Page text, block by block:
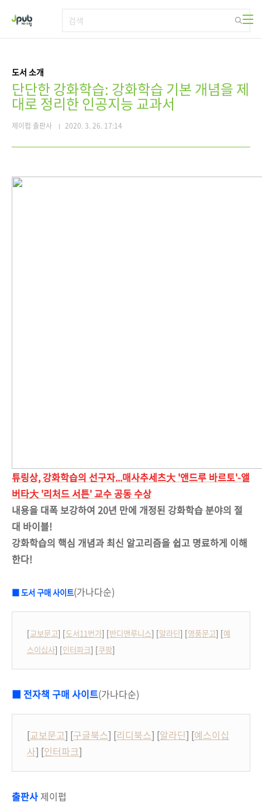
도서 소개
단단한 강화학습: 강화학습 기본 개념을 제
대로 정리한 인공지능 교과서
제이펍 출판사 2020. 3. 26. 17:14
튜링상, 강화학습의 선구자...매사추세츠大 '앤드루 바르토'-앨
버타大 '리처드 서튼' 교수 공동 수상
내용을 대폭 보강하여 20년 만에 개정된 강화학습 분야의 절
대 바이블!
강화학습의 핵심 개념과 최신 알고리즘을 쉽고 명료하게 이해
한다!
■도서 구매 사이트(가나다순)
[교보문고] [도서11번가] [반디앤루니스] [알라딘] [영풍문고] [예
스이십사] [인터파크] [쿠팡]
■ 전자책 구매 사이트(가나다순)
[교보문고] [구글북스] [리디북스] [알라딘] [예스이십
사] [인터파크]
출판사 제이펍